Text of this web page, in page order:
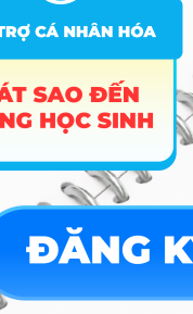
Trường
Đại Học
Kỹ
tử